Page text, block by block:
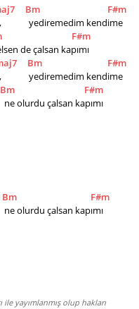
Bm
F#m
yediremedim kendime
F#m
de çalsan kapımı
Bm
F#m
yediremedim kendime
Bm
F#m
ne olurdu çalsan kapımı
Bm
F#m
ne olurdu çalsan kapımı
yayımlanmış olup hakları